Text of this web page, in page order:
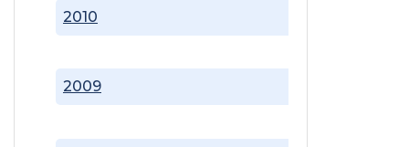
2009
2010